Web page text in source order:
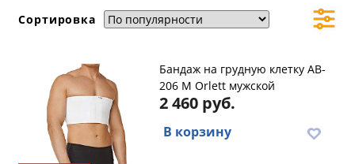
Сортировка
Бандаж на грудную клетку AB-
206 M Orlett мужской
2 460 руб.
В корзину